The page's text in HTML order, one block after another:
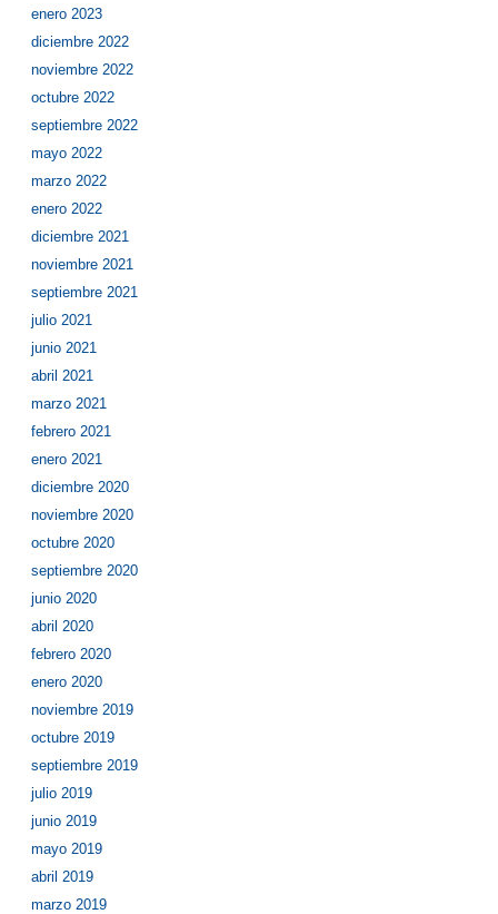
enero 2023
diciembre 2022
noviembre 2022
octubre 2022
septiembre 2022
mayo 2022
marzo 2022
enero 2022
diciembre 2021
noviembre 2021
septiembre 2021
julio 2021
junio 2021
abril 2021
marzo 2021
febrero 2021
enero 2021
diciembre 2020
noviembre 2020
octubre 2020
septiembre 2020
junio 2020
abril 2020
febrero 2020
enero 2020
noviembre 2019
octubre 2019
septiembre 2019
julio 2019
junio 2019
mayo 2019
abril 2019
marzo 2019